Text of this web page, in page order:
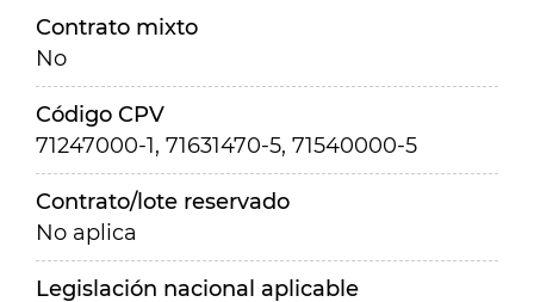
Contrato mixto
No
Código CPV
71247000-1, 71631470-5, 71540000-5
Contrato/lote reservado
No aplica
Legislación nacional aplicable